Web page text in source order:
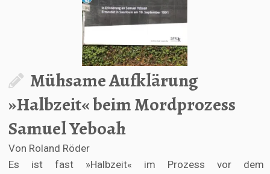
Mühsame Aufklärung
»Halbzeit« beim Mordprozess
Samuel Yeboah
Von Roland Röder
Es ist fast »Halbzeit« im Prozess vor dem